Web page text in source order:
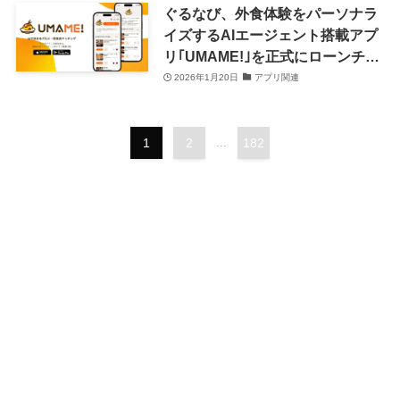
ぐるなび、外食体験をパーソナラ
イズするAIエージェント搭載アプ
リ｢UMAME!｣を正式にローンチ｜
Android版も提供開始
2026年1月20日 アプリ関連
1 2 ... 182